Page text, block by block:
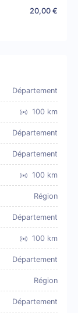
20,00 €
Département
100 km
Département
Département
100 km
Région
Département
100 km
Département
Région
Département